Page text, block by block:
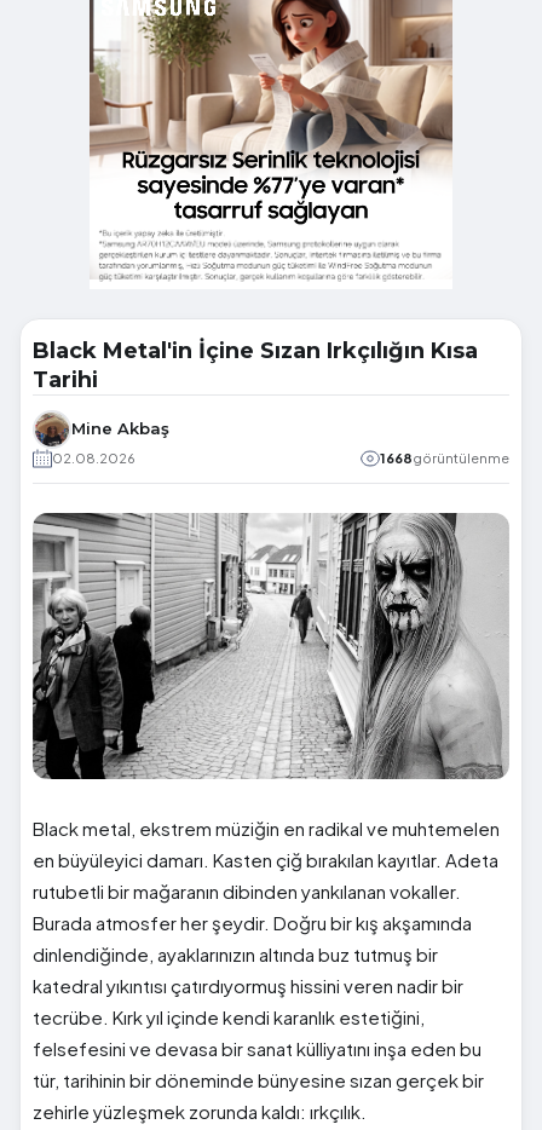
Black Metal'in İçine Sızan Irkçılığın Kısa
Tarihi
Mine Akbaş
02.08.2026 1668görüntülenme
Black metal, ekstrem müziğin en radikal ve muhtemelen
en büyüleyici damarı. Kasten çiğ bırakılan kayıtlar. Adeta
rutubetli bir mağaranın dibinden yankılanan vokaller.
Burada atmosfer her şeydir. Doğru bir kış akşamında
dinlendiğinde, ayaklarınızın altında buz tutmuş bir
katedral yıkıntısı çatırdıyormuş hissini veren nadir bir
tecrübe. Kırk yıl içinde kendi karanlık estetiğini,
felsefesini ve devasa bir sanat külliyatını inşa eden bu
tür, tarihinin bir döneminde bünyesine sızan gerçek bir
zehirle yüzleşmek zorunda kaldı: ırkçılık.